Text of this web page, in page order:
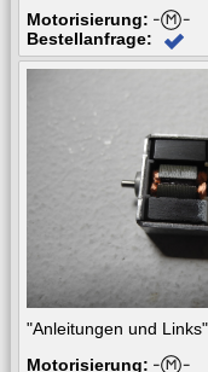
Motorisierung:
Bestellanfrage:
"Anleitungen und Links".
Motorisierung: